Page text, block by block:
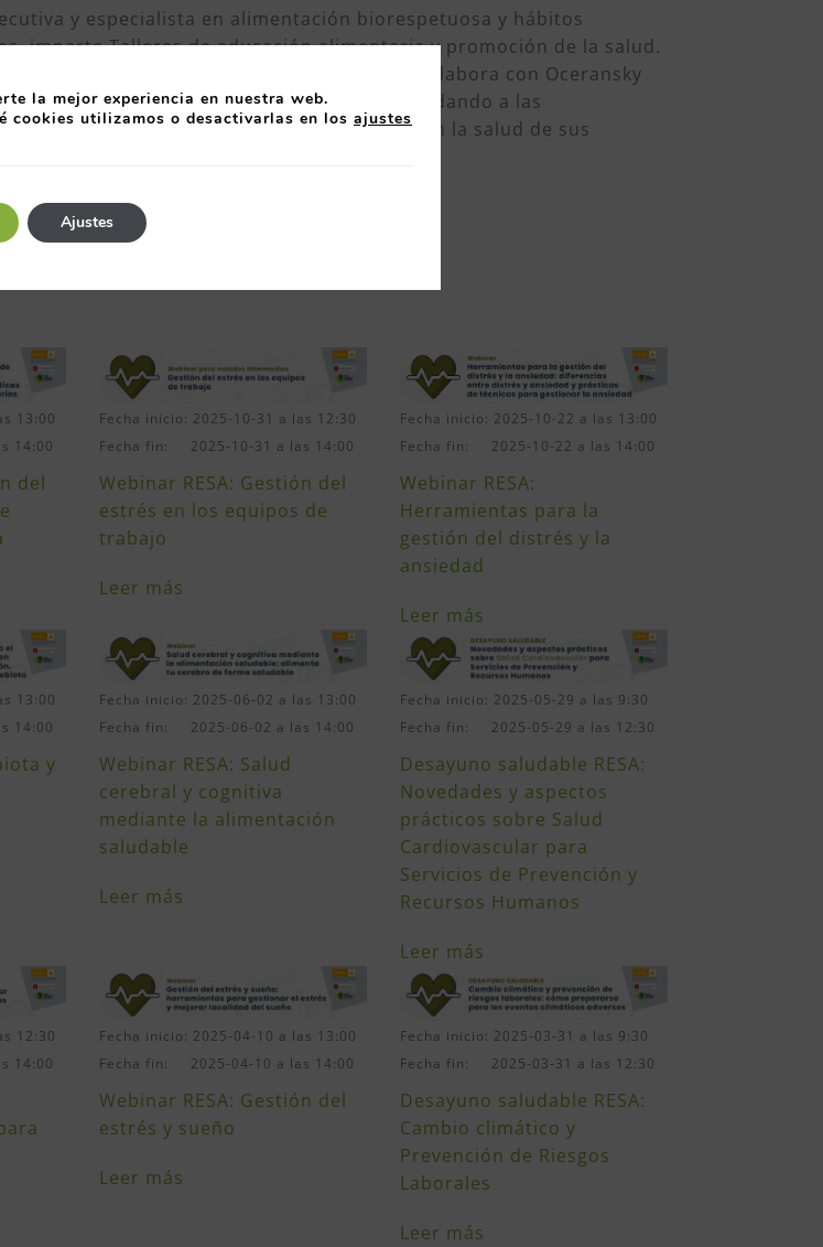
y especialista en alimentación biorespetuosa y hábitos
imparte Talleres de educación alimentaria y promoción de la salud.
desde hace más de 30 años, actualmente colabora con Oceransky
y BSL Bienestar y Salud Laboral, ayudando a las
a mejorar los aspectos relacionados con la salud de sus
13:00
14:00
del
Fecha inicio: 2025-10-31 a las 12:30
Fecha fin: 2025-10-31 a las 14:00
Webinar RESA: Gestión del
estrés en los equipos de
trabajo
Leer más
Fecha inicio: 2025-10-22 a las 13:00
Fecha fin: 2025-10-22 a las 14:00
Webinar RESA:
Herramientas para la
gestión del distrés y la
ansiedad
Leer más
13:00
14:00
y
Fecha inicio: 2025-06-02 a las 13:00
Fecha fin: 2025-06-02 a las 14:00
Webinar RESA: Salud
cerebral y cognitiva
mediante la alimentación
saludable
Leer más
Fecha inicio: 2025-05-29 a las 9:30
Fecha fin: 2025-05-29 a las 12:30
Desayuno saludable RESA:
Novedades y aspectos
prácticos sobre Salud
Cardiovascular para
Servicios de Prevención y
Recursos Humanos
Leer más
12:30
14:00
Fecha inicio: 2025-04-10 a las 13:00
Fecha fin: 2025-04-10 a las 14:00
Webinar RESA: Gestión del
estrés y sueño
Leer más
Fecha inicio: 2025-03-31 a las 9:30
Fecha fin: 2025-03-31 a las 12:30
Desayuno saludable RESA:
Cambio climático y
Prevención de Riesgos
Laborales
Leer más
la mejor experiencia en nuestra web.
cookies utilizamos o desactivarlas en los ajustes
Ajustes